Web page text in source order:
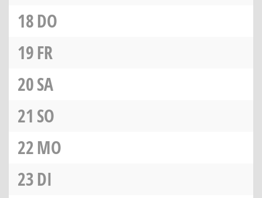
18DO
19FR
20SA
21 SO
22MO
23DI